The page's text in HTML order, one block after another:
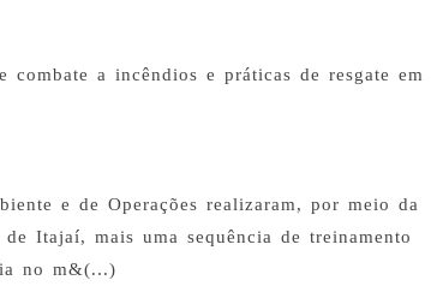
combate a incêndios e práticas de resgate em
e de Operações realizaram, por meio da
Itajaí, mais uma sequência de treinamento
no m&(...)